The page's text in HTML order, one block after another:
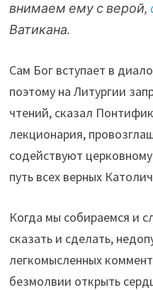
внимаем ему с верой,
Ватикана.
Сам Бог вступает в
поэтому на Литургии
чтений, сказал
лекционария,
содействуют
путь всех верных
Когда мы собираемся и
сказать и сделать,
легкомысленных
безмолвии открыть